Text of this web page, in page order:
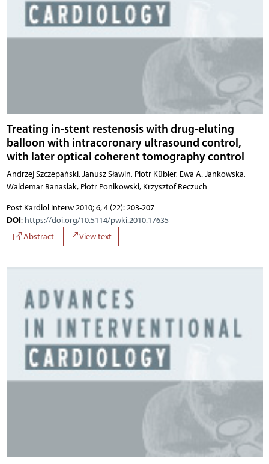
Treating in-stent restenosis with drug-eluting
balloon with intracoronary ultrasound control,
with later optical coherent tomography control
Andrzej Szczepański, Janusz Sławin, Piotr Kübler, Ewa A. Jankowska,
Waldemar Banasiak, Piotr Ponikowski, Krzysztof Reczuch
Post Kardiol Interw 2010; 6, 4 (22): 203-207
DOI: https://doi.org/10.5114/pwki.2010.17635
Abstract
View text